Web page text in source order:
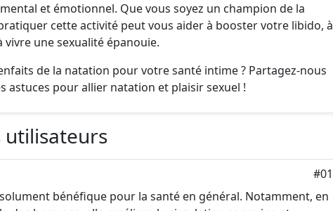
et émotionnel. Que vous soyez un champion de la
cette activité peut vous aider à booster votre libido, à
une sexualité épanouie.
de la natation pour votre santé intime ? Partagez-nous
astuces pour allier natation et plaisir sexuel !
utilisateurs
#01
bénéfique pour la santé en général. Notamment, en